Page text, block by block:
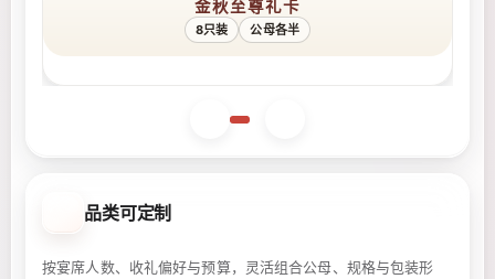
金秋至尊礼卡
8只装 公母各半
品类可定制
按宴席人数、收礼偏好与预算，灵活组合公母、规格与包装形